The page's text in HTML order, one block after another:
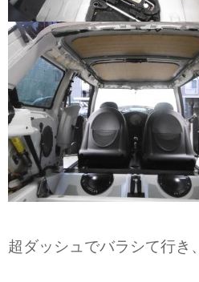
超ダッシュでバラシて行き、